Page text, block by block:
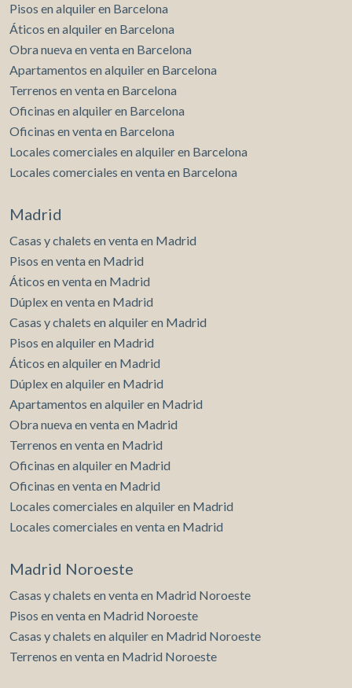
Pisos en alquiler en Barcelona
Áticos en alquiler en Barcelona
Obra nueva en venta en Barcelona
Apartamentos en alquiler en Barcelona
Terrenos en venta en Barcelona
Oficinas en alquiler en Barcelona
Oficinas en venta en Barcelona
Locales comerciales en alquiler en Barcelona
Locales comerciales en venta en Barcelona
Madrid
Casas y chalets en venta en Madrid
Pisos en venta en Madrid
Áticos en venta en Madrid
Dúplex en venta en Madrid
Casas y chalets en alquiler en Madrid
Pisos en alquiler en Madrid
Áticos en alquiler en Madrid
Dúplex en alquiler en Madrid
Apartamentos en alquiler en Madrid
Obra nueva en venta en Madrid
Terrenos en venta en Madrid
Oficinas en alquiler en Madrid
Oficinas en venta en Madrid
Locales comerciales en alquiler en Madrid
Locales comerciales en venta en Madrid
Madrid Noroeste
Casas y chalets en venta en Madrid Noroeste
Pisos en venta en Madrid Noroeste
Casas y chalets en alquiler en Madrid Noroeste
Terrenos en venta en Madrid Noroeste